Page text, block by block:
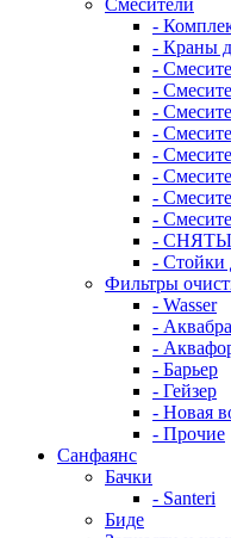
Смесители
-
- Краны
-
-
-
-
-
-
-
-
-
- Стойки
Фильтры
- Wasser
-
-
- Барьер
- Гейзер
- Новая
- Прочие
Санфаянс
Бачки
- Santeri
Биде